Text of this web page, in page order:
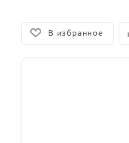
В избранное